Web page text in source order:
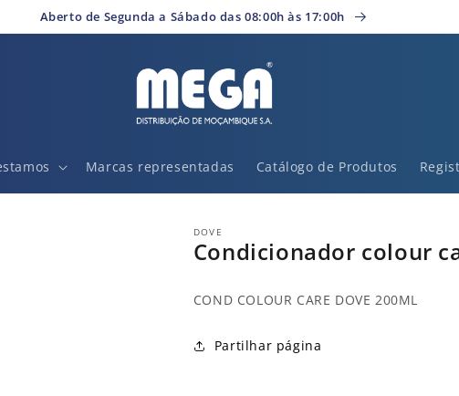
Aberto de Segunda a Sábado das 08:00h às 17:00h
Marcas representadas Catálogo de Produtos
DOVE
Condicionador colour
COND COLOUR CARE DOVE 200ML
Partilhar página